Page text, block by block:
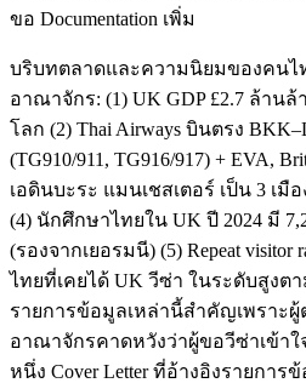
ขอ Documentation เพิ่ม
บริบทตลาดและความนิยมของคนไ
อาณาจักร: (1) UK GDP £2.7 ล้านล้
โลก (2) Thai Airways บินตรง
(TG910/911, TG916/917) + EVA,
เอดินบะระ แมนเชสเตอร์ เป็น 3 เ
(4) นักศึกษาไทยใน UK ปี 2024 มี
(รองจากเยอรมนี) (5) Repeat
ไทยที่เคยได้ UK วีซ่า ในระดับสูงต
รายการข้อมูลเหล่านี้สำคัญเพราะ
อาณาจักรคาดหวังว่าผู้ขอวีซ่าเข้าใ
หนึ่ง Cover Letter ที่อ้างอิงรายการ